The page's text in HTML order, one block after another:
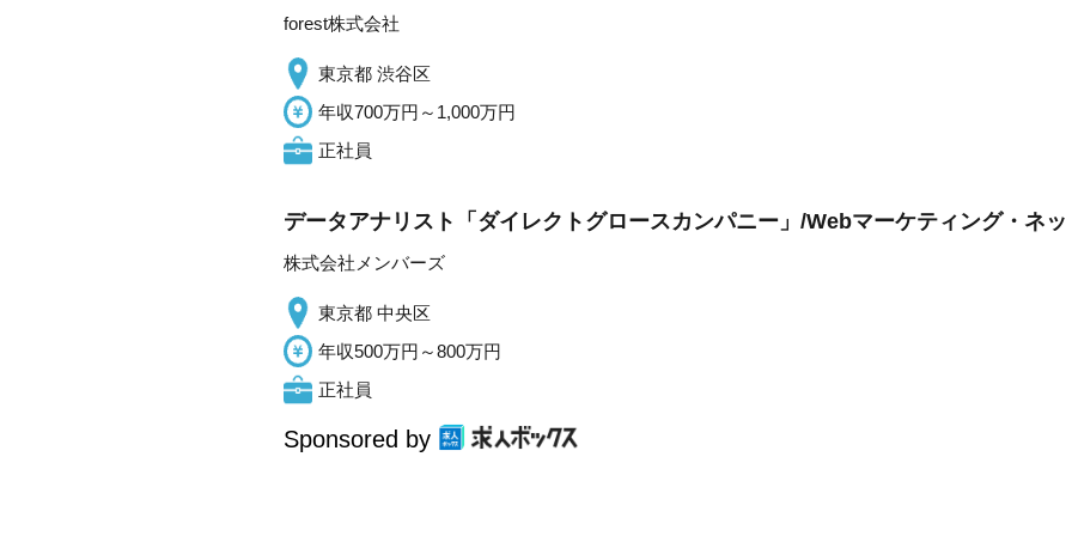
forest株式会社
東京都 渋谷区
年収700万円～1,000万円
正社員
データアナリスト「ダイレクトグロースカンパニー」/Webマーケティング・ネ
株式会社メンバーズ
東京都 中央区
年収500万円～800万円
正社員
Sponsored by